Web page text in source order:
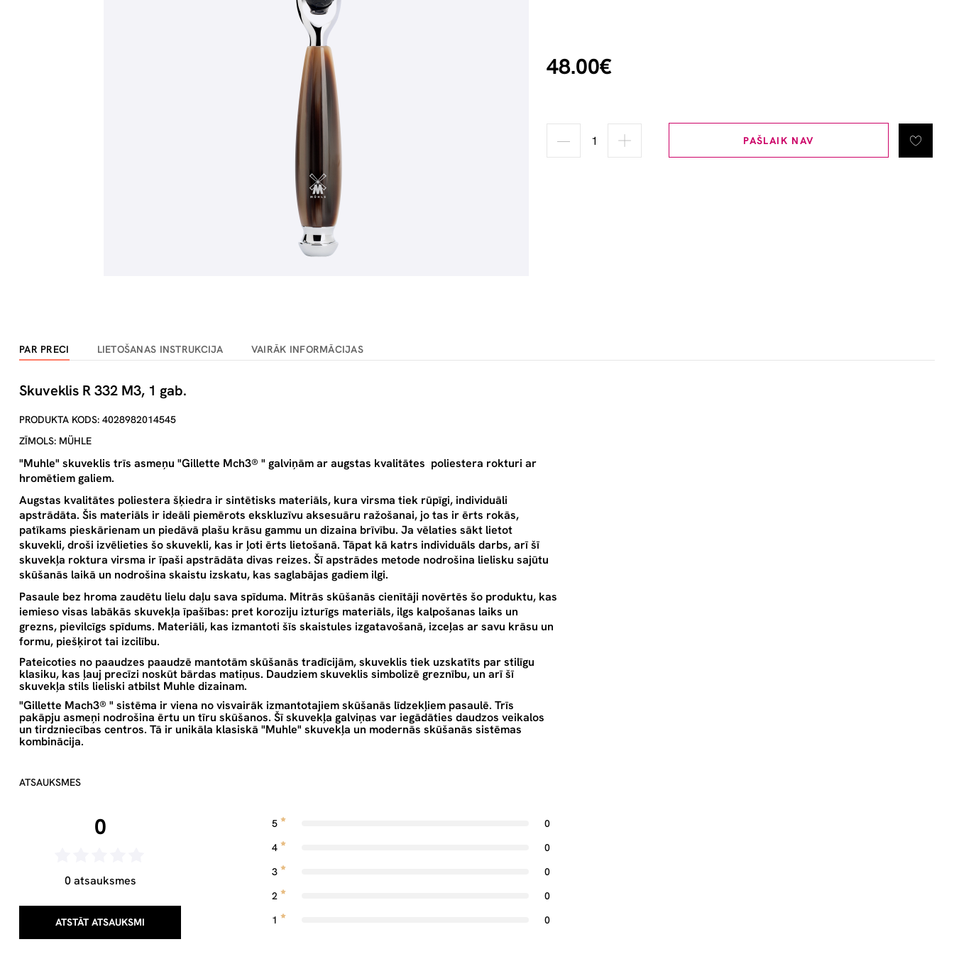
48.00€
PAŠLAIK NAV
PAR PRECI LIETOŠANAS INSTRUKCIJA VAIRĀK INFORMĀCIJAS
Skuveklis R 332 M3, 1 gab.
PRODUKTA KODS: 4028982014545
ZĪMOLS: MÜHLE
"Muhle" skuveklis trīs asmeņu "Gillette Mch3® " galviņām ar augstas kvalitātes poliestera rokturi ar
hromētiem galiem.
Augstas kvalitātes poliestera šķiedra ir sintētisks materiāls, kura virsma tiek rūpīgi, individuāli
apstrādāta. Šis materiāls ir ideāli piemērots ekskluzīvu aksesuāru ražošanai, jo tas ir ērts rokās,
patīkams pieskārienam un piedāvā plašu krāsu gammu un dizaina brīvību. Ja vēlaties sākt lietot
skuvekli, droši izvēlieties šo skuvekli, kas ir ļoti ērts lietošanā. Tāpat kā katrs individuāls darbs, arī šī
skuvekļa roktura virsma ir īpaši apstrādāta divas reizes. Šī apstrādes metode nodrošina lielisku sajūtu
skūšanās laikā un nodrošina skaistu izskatu, kas saglabājas gadiem ilgi.
Pasaule bez hroma zaudētu lielu daļu sava spīduma. Mitrās skūšanās cienītāji novērtēs šo produktu, kas
iemieso visas labākās skuvekļa īpašības: pret koroziju izturīgs materiāls, ilgs kalpošanas laiks un
grezns, pievilcīgs spīdums. Materiāli, kas izmantoti šīs skaistules izgatavošanā, izceļas ar savu krāsu un
formu, piešķirot tai izcilību.
Pateicoties no paaudzes paaudzē mantotām skūšanās tradīcijām, skuveklis tiek uzskatīts par stilīgu
klasiku, kas ļauj precīzi noskūt bārdas matiņus. Daudziem skuveklis simbolizē greznību, un arī šī
skuvekļa stils lieliski atbilst Muhle dizainam.
"Gillette Mach3® " sistēma ir viena no visvairāk izmantotajiem skūšanās līdzekļiem pasaulē. Trīs
pakāpju asmeņi nodrošina ērtu un tīru skūšanos. Šī skuvekļa galviņas var iegādāties daudzos veikalos
un tirdzniecības centros. Tā ir unikāla klasiskā "Muhle" skuvekļa un modernās skūšanās sistēmas
kombinācija.
ATSAUKSMES
0
0 atsauksmes
ATSTĀT ATSAUKSMI
5
0
4
0
3
0
2
0
1
0